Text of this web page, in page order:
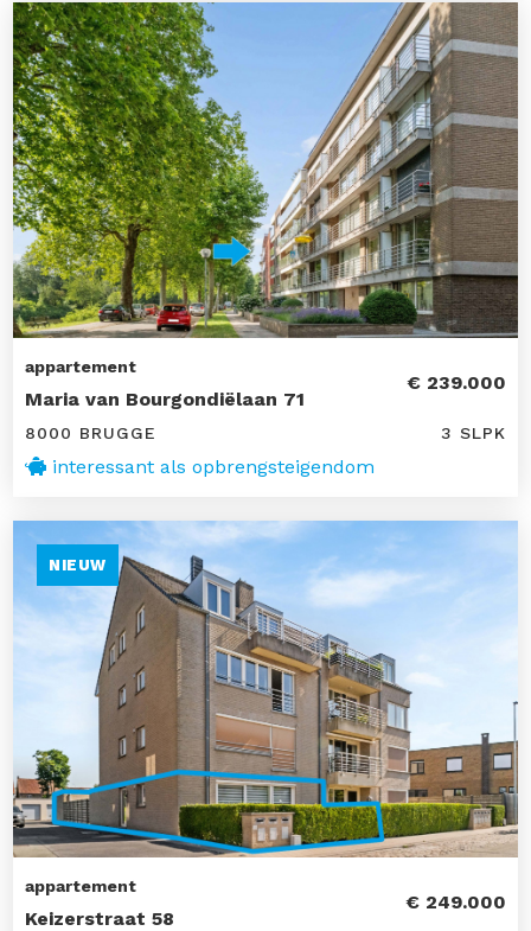
appartement
Maria van Bourgondiëlaan 71
€ 239.000
8000 BRUGGE 3 SLPK
interessant als opbrengsteigendom
NIEUW
appartement
Keizerstraat 58
€ 249.000